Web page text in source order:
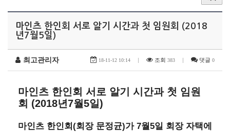
마인츠 한인회 서로 알기 시간과 첫 임원회 (2018
년7월5일)
최고관리자 18-11-12 10:14 조회 383 댓글 0
마인츠 한인회 서로 알기 시간과 첫 임원
회 (2018년7월5일)
마인츠 한인회 (회장 문정균)가7월 5일 회장 자택에